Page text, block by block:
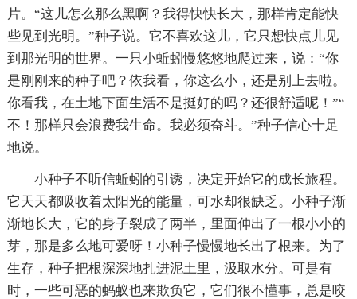
片。“这儿怎么那么黑啊？我得快快长大，那样肯定能快
些见到光明。”种子说。它不喜欢这儿，它只想快点儿见
到那光明的世界。一只小蚯蚓慢悠悠地爬过来，说：“你
是刚刚来的种子吧？依我看，你这么小，还是别上去啦。
你看我，在土地下面生活不是挺好的吗？还很舒适呢！”“
不！那样只会浪费我生命。我必须奋斗。”种子信心十足
地说。
小种子不听信蚯蚓的引诱，决定开始它的成长旅程。
它天天都吸收着太阳光的能量，可水却很缺乏。小种子渐
渐地长大，它的身子裂成了两半，里面伸出了一根小小的
芽，那是多么地可爱呀！小种子慢慢地长出了根来。为了
生存，种子把根深深地扎进泥土里，汲取水分。可是有
时，一些可恶的蚂蚁也来欺负它，它们很不懂事，总是咬